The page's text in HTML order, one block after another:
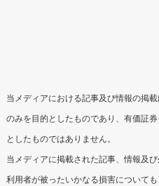
当メディアにおける記事及び情報の掲
のみを目的としたものであり、有価証
としたものではありません。
当メディアに掲載された記事、情報及
利用者が被ったいかなる損害について